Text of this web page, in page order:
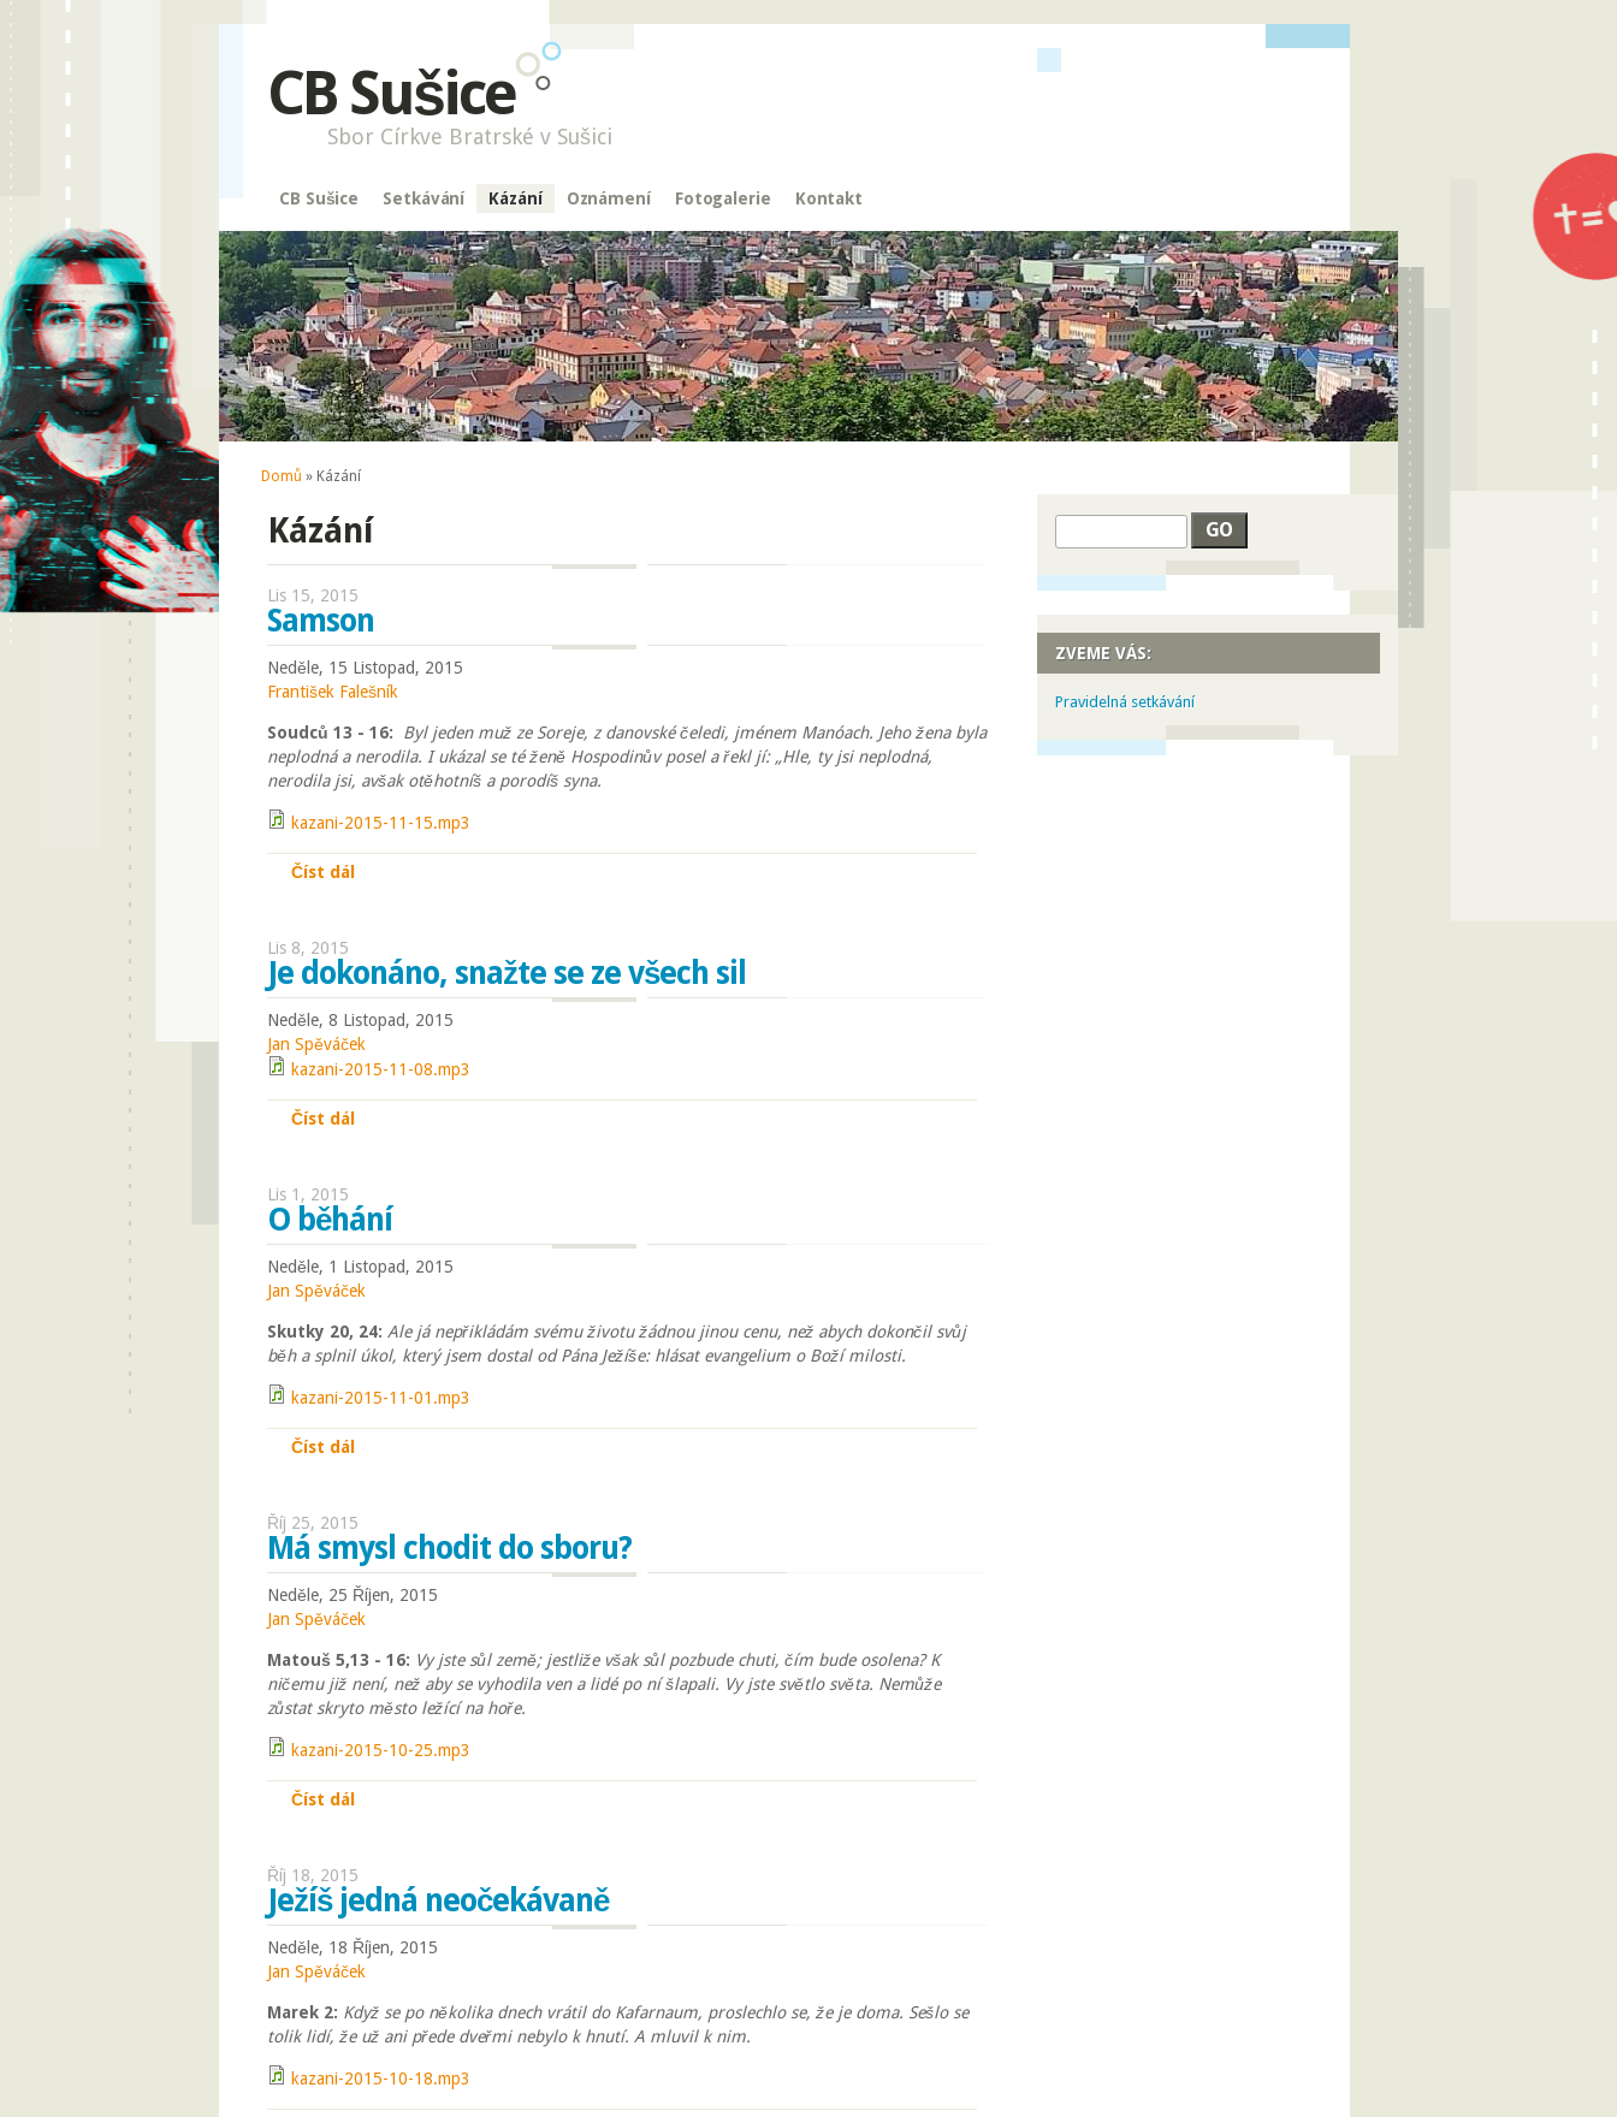
CB Sušice
Sbor Církve Bratrské v Sušici
CB Sušice Setkávání Kázání Oznámení Fotogalerie Kontakt
Jste zde
Domů » Kázání
Kázání
Lis 15, 2015
Samson
Neděle, 15 Listopad, 2015
František Falešník
Soudců 13 - 16:
Byl jeden muž ze Soreje, z danovské čeledi, jménem Manóach. Jeho žena byla
neplodná a nerodila. I ukázal se té ženě Hospodinův posel a řekl jí: „Hle, ty jsi neplodná,
nerodila jsi, avšak otěhotníš a porodíš syna.
kazani-2015-11-15.mp3
Číst dál
Lis 8, 2015
Je dokonáno, snažte se ze všech sil
Neděle, 8 Listopad, 2015
Jan Spěváček
kazani-2015-11-08.mp3
Číst dál
Lis 1, 2015
O běhání
Neděle, 1 Listopad, 2015
Jan Spěváček
Skutky 20, 24: Ale já nepřikládám svému životu žádnou jinou cenu, než abych dokončil svůj
běh a splnil úkol, který jsem dostal od Pána Ježíše: hlásat evangelium o Boží milosti.
kazani-2015-11-01.mp3
Číst dál
Říj 25, 2015
Má smysl chodit do sboru?
Neděle, 25 Říjen, 2015
Jan Spěváček
Matouš 5,13 - 16: Vy jste sůl země; jestliže však sůl pozbude chuti, čím bude osolena? K
ničemu již není, než aby se vyhodila ven a lidé po ní šlapali. Vy jste světlo světa. Nemůže
zůstat skryto město ležící na hoře.
kazani-2015-10-25.mp3
Číst dál
Říj 18, 2015
Ježíš jedná neočekávaně
Neděle, 18 Říjen, 2015
Jan Spěváček
Marek 2: Když se po několika dnech vrátil do Kafarnaum, proslechlo se, že je doma. Sešlo se
tolik lidí, že už ani přede dveřmi nebylo k hnutí. A mluvil k nim.
kazani-2015-10-18.mp3
Hledat
ZVEME VÁS:
Pravidelná setkávání